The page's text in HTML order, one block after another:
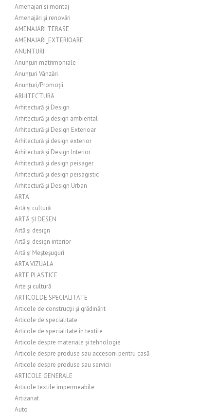
Amenajari si montaj
Amenajări și renovări
AMENAJĂRI TERASE
AMENAJARI_EXTERIOARE
ANUNTURI
Anunțuri matrimoniale
Anunțuri Vânzări
Anunțuri/Promoții
ARHITECTURĂ
Arhitectură și Design
Arhitectură și design ambiental
Arhitectură și Design Exterioar
Arhitectură și design exterior
Arhitectură și Design Interior
Arhitectură și design peisager
Arhitectură și design peisagistic
Arhitectură și Design Urban
ARTA
Artă și cultură
ARTĂ ȘI DESEN
Artă și design
Artă și design interior
Artă și Meșteșuguri
ARTA VIZUALA
ARTE PLASTICE
Arte și cultură
ARTICOL DE SPECIALITATE
Articole de construcții și grădinărit
Articole de specialitate
Articole de specialitate în textile
Articole despre materiale și tehnologie
Articole despre produse sau accesorii pentru casă
Articole despre produse sau servicii
ARTICOLE GENERALE
Articole textile impermeabile
Artizanat
Auto